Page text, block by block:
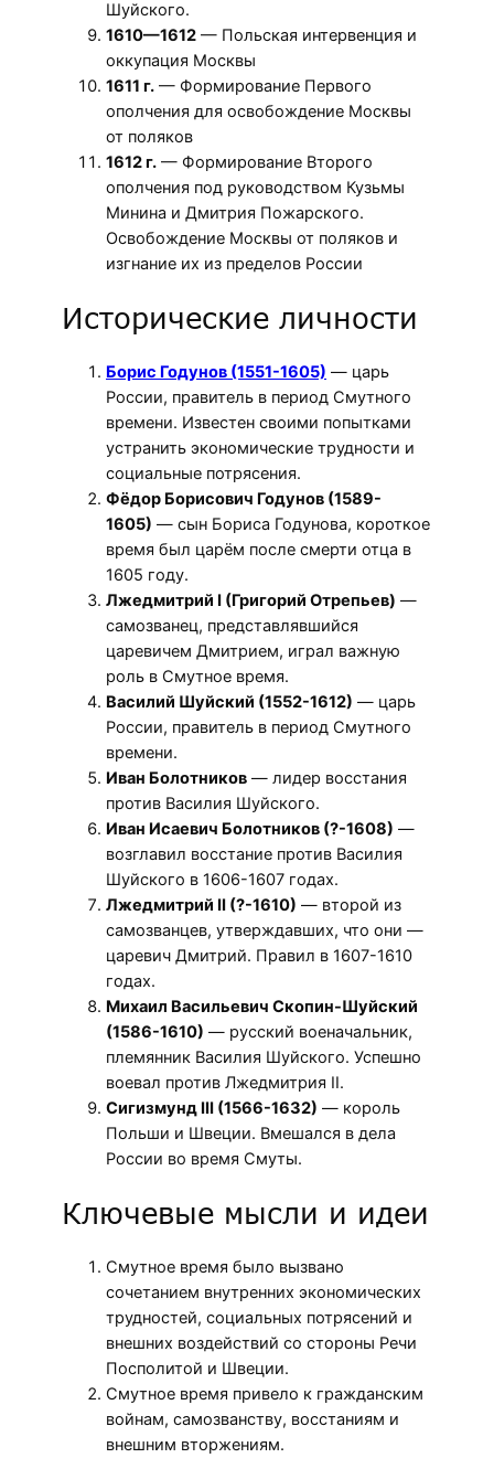
Шуйского.
1610—1612 — Польская интервенция и
оккупация Москвы
1611 г. — Формирование Первого
ополчения для освобождение Москвы
от поляков
1612 г. — Формирование Второго
ополчения под руководством Кузьмы
Минина и Дмитрия Пожарского.
Освобождение Москвы от поляков и
изгнание их из пределов России
Исторические личности
Борис Годунов (1551-1605) — царь
России, правитель в период Смутного
времени. Известен своими попытками
устранить экономические трудности и
социальные потрясения.
Фёдор Борисович Годунов (1589-
1605) — сын Бориса Годунова, короткое
время был царём после смерти отца в
1605 году.
Лжедмитрий I (Григорий Отрепьев) —
самозванец, представлявшийся
царевичем Дмитрием, играл важную
роль в Смутное время.
Василий Шуйский (1552-1612) — царь
России, правитель в период Смутного
времени.
Иван Болотников — лидер восстания
против Василия Шуйского.
Иван Исаевич Болотников (?-1608) —
возглавил восстание против Василия
Шуйского в 1606-1607 годах.
Лжедмитрий II (?-1610) — второй из
самозванцев, утверждавших, что они —
царевич Дмитрий. Правил в 1607-1610
годах.
Михаил Васильевич Скопин-Шуйский
(1586-1610) — русский военачальник,
племянник Василия Шуйского. Успешно
воевал против Лжедмитрия II.
Сигизмунд III (1566-1632) — король
Польши и Швеции. Вмешался в дела
России во время Смуты.
Ключевые мысли и идеи
Смутное время было вызвано
сочетанием внутренних экономических
трудностей, социальных потрясений и
внешних воздействий со стороны Речи
Посполитой и Швеции.
Смутное время привело к гражданским
войнам, самозванству, восстаниям и
внешним вторжениям.